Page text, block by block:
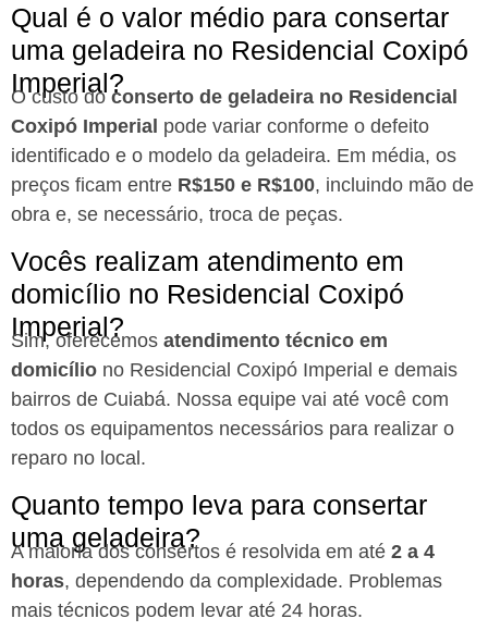
Qual é o valor médio para consertar
uma geladeira no Residencial Coxipó
Imperial?
O custo do conserto de geladeira no Residencial
Coxipó Imperial pode variar conforme o defeito
identificado e o modelo da geladeira. Em média, os
preços ficam entre R$150 e R$100, incluindo mão de
obra e, se necessário, troca de peças.
Vocês realizam atendimento em
domicílio no Residencial Coxipó
Imperial?
Sim, oferecemos atendimento técnico em
domicílio no Residencial Coxipó Imperial e demais
bairros de Cuiabá. Nossa equipe vai até você com
todos os equipamentos necessários para realizar o
reparo no local.
Quanto tempo leva para consertar
uma geladeira?
A maioria dos consertos é resolvida em até 2 a 4
horas, dependendo da complexidade. Problemas
mais técnicos podem levar até 24 horas.